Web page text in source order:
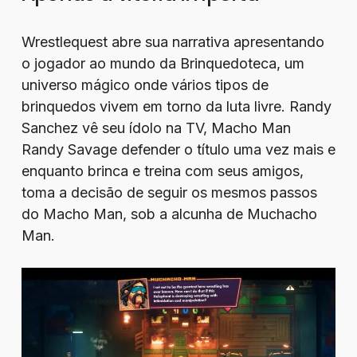
Wrestlequest abre sua narrativa apresentando
o jogador ao mundo da Brinquedoteca, um
universo mágico onde vários tipos de
brinquedos vivem em torno da luta livre. Randy
Sanchez vê seu ídolo na TV, Macho Man
Randy Savage defender o título uma vez mais e
enquanto brinca e treina com seus amigos,
toma a decisão de seguir os mesmos passos
do Macho Man, sob a alcunha de Muchacho
Man.